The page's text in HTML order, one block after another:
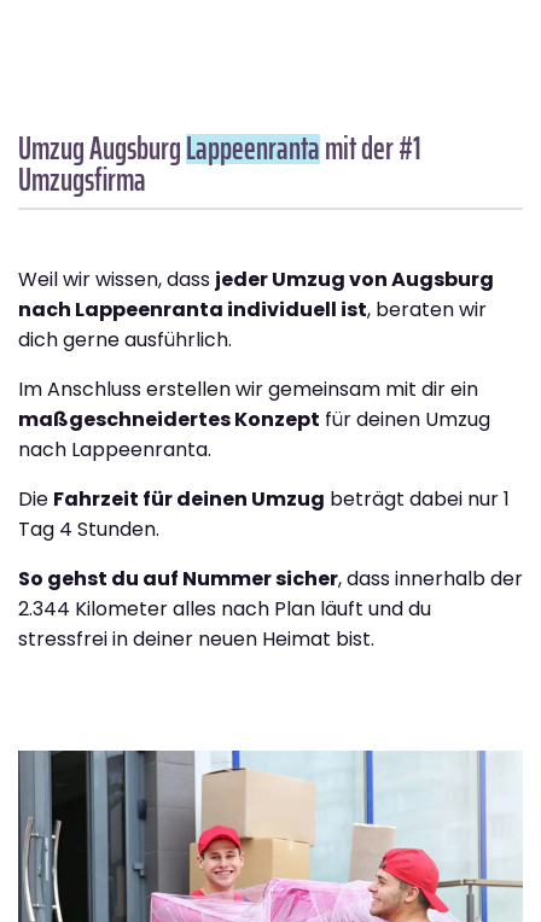
Umzug AugsburgLappeenrantamit der #1
Umzugsfirma
Weil wir wissen, dass jeder Umzug von Augsburg
nach Lappeenranta individuell ist, beraten wir
dich gerne ausführlich.
Im Anschluss erstellen wir gemeinsam mit dir ein
maßgeschneidertes Konzept für deinen Umzug
nach Lappeenranta.
Die Fahrzeit für deinen Umzug beträgt dabei nur 1
Tag 4 Stunden.
So gehst du auf Nummer sicher, dass innerhalb der
2.344 Kilometer alles nach Plan läuft und du
stressfrei in deiner neuen Heimat bist.